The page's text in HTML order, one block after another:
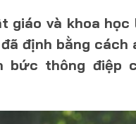
giáo và khoa
định bằng
bức thông điệp